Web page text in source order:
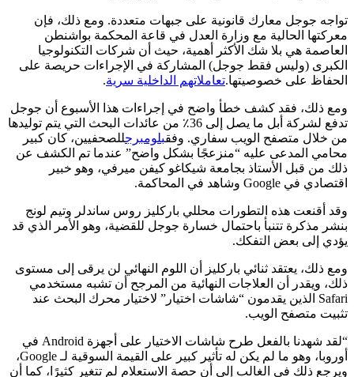
تواجه جوجل معارك قانونية على جبهات متعددة. ومع ذلك، فإن
معركتها الحالية مع وزارة العدل في قاعة المحكمة بواشنطن
العاصمة هي بلا شك الأكثر أهمية، حيث أن شركات التكنولوجيا
الكبرى (وليس فقط جوجل) المشاركة في الإجراءات حريصة على
الحفاظ على خصوصيتها.تعاملاتهم الداخلية سرية.
ومع ذلك، فقد كشف خطأ واضح في إجراءات هذا الأسبوع أن جوجل
تدفع لشركة أبل ما يصل إلى 36٪ من عائدات البحث التي يتم توليدها
من خلال متصفح الويب سفاري. وفقبلومبرجللصحفيين، كان كبير
محامي المدعى عليه “منزعجًا بشكل واضح” عندما تم الكشف عن
ذلك من قبل الأستاذ بجامعة شيكاغو كيفن ميرفي، وهو خبير
اقتصادي في Google وشاهد في المحاكمة.
وقد أقنعت هذه التطورات محللي باركليز روس ساندلر وتيم لونج
بنشر مذكرة تتنبأ باحتمال خسارة جوجل للقضية، وهو الأمر الذي قد
يؤدي إلى بعض التفكك.
ومع ذلك، يعتقد ثنائي باركليز أن اللوم النهائي لن يرقى إلى مستوى
ذلك، ويقدر أن العلاجات النهائية من المرجح أن تشبه مستخدمي
Safari الذين يقدمون “شاشات اختيار” لاختيار محرك البحث عند
تثبيت متصفح الويب.
“لقد شهدنا بالفعل طرح شاشات الاختيار على أجهزة Android في
أوروبا، وهو ما لم يكن له تأثير كبير على القيمة السوقية لـ Google،
ويرجع ذلك في الغالب إلى أن حصة الاستعلام لم تتغير كثيرًا، كما أن